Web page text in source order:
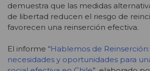
demuestra que las medidas
de libertad reducen el riesgo de
favorecen una reinserción efectiva.
El informe “Hablemos de
necesidades y oportunidades para